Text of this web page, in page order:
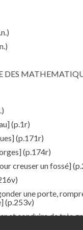
DES
(p.1r)
(p.171r)
(p.174r)
creuser un fossé]
une porte,
(p.253v)
et conduire de très